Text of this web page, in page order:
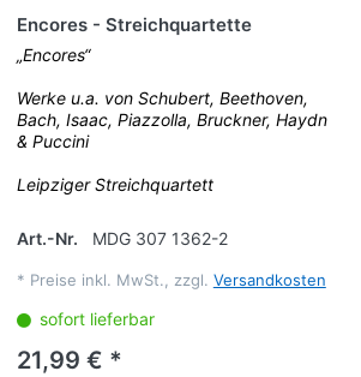
Encores - Streichquartette
„Encores“
Werke u.a. von Schubert, Beethoven,
Bach, Isaac, Piazzolla, Bruckner, Haydn
& Puccini
Leipziger Streichquartett
Art.-Nr. MDG 307 1362-2
* Preise inkl. MwSt., zzgl. Versandkosten
sofort lieferbar
21,99 € *